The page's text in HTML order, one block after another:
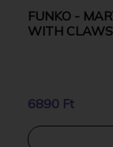
FUNKO -
WITH CLAWS
6890 Ft